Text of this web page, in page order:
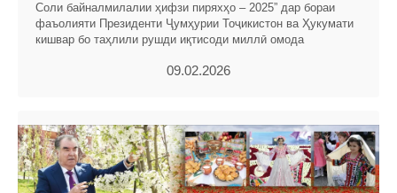
Соли байналмилалии ҳифзи пиряхҳо – 2025” дар бораи
фаъолияти Президенти Ҷумҳурии Тоҷикистон ва Ҳукумати
кишвар бо таҳлили рушди иқтисоди миллӣ омода
09.02.2026